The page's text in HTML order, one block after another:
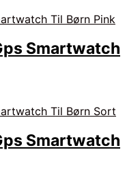
Smartwatch
Smartwatch